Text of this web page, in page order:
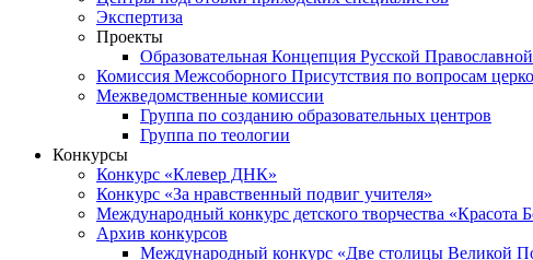
Экспертиза
Проекты
Образовательная Концепция Русской
Комиссия Межсоборного Присутствия по вопросам
Межведомственные комиссии
Группа по созданию образовательных центров
Группа по теологии
Конкурсы
Конкурс «Клевер ДНК»
Конкурс «За нравственный подвиг учителя»
Международный конкурс детского творчества «Красота
Архив конкурсов
Международный конкурс «Две столицы Великой